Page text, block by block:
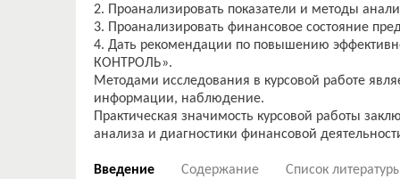
2. Проанализировать показатели и методы
3. Проанализировать финансовое состояние
4. Дать рекомендации по повышению
КОНТРОЛЬ».
Методами исследования в курсовой работе
информации, наблюдение.
Практическая значимость курсовой работы
Введение Содержание Список